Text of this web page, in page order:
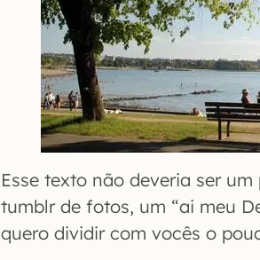
Esse texto não deveria ser
tumblr de fotos, um “ai meu
quero dividir com vocês o